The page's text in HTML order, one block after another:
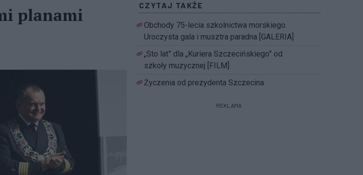
planami
CZYTAJ TAKŻE
Obchody 75-lecia szkolnictwa morskiego.
Uroczysta gala i musztra paradna [GALERIA]
„Sto lat” dla „Kuriera Szczecińskiego” od
szkoły muzycznej [FILM]
Życzenia od prezydenta Szczecina
REKLAMA